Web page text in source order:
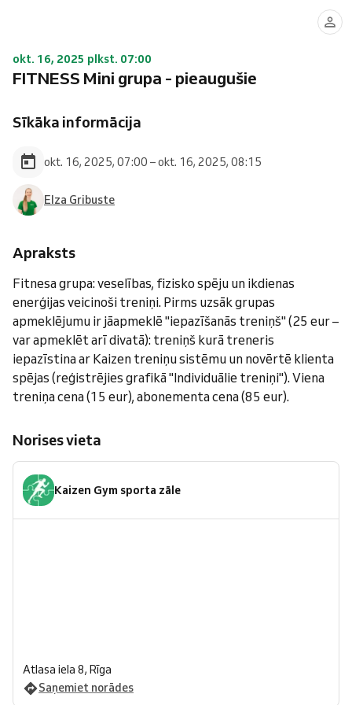
okt. 16, 2025 plkst. 07:00
FITNESS Mini grupa - pieaugušie
Sīkāka informācija
okt. 16, 2025, 07:00 – okt. 16, 2025, 08:15
Elza Gribuste
Apraksts
Fitnesa grupa: veselības, fizisko spēju un ikdienas
enerģijas veicinoši treniņi. Pirms uzsāk grupas
apmeklējumu ir jāapmeklē "iepazīšanās treniņš" (25 eur –
var apmeklēt arī divatā): treniņš kurā treneris
iepazīstina ar Kaizen treniņu sistēmu un novērtē klienta
spējas (reģistrējies grafikā "Individuālie treniņi"). Viena
treniņa cena (15 eur), abonementa cena (85 eur).
Norises vieta
Kaizen Gym sporta zāle
Atlasa iela 8, Rīga
Saņemiet norādes